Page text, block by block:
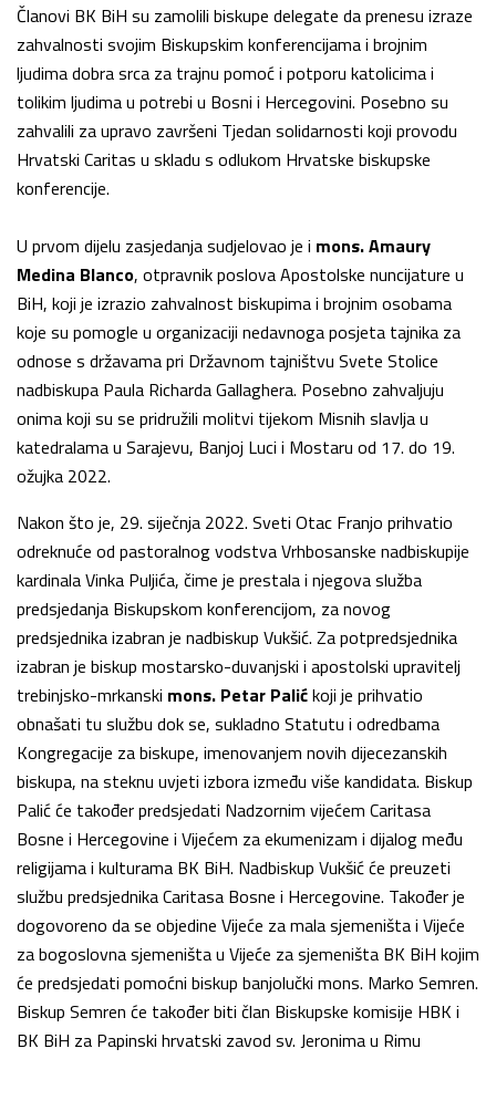
Članovi BK BiH su zamolili biskupe delegate da prenesu izraze
zahvalnosti svojim Biskupskim konferencijama i brojnim
ljudima dobra srca za trajnu pomoć i potporu katolicima i
tolikim ljudima u potrebi u Bosni i Hercegovini. Posebno su
zahvalili za upravo završeni Tjedan solidarnosti koji provodu
Hrvatski Caritas u skladu s odlukom Hrvatske biskupske
konferencije.
U prvom dijelu zasjedanja sudjelovao je i mons. Amaury
Medina Blanco, otpravnik poslova Apostolske nuncijature u
BiH, koji je izrazio zahvalnost biskupima i brojnim osobama
koje su pomogle u organizaciji nedavnoga posjeta tajnika za
odnose s državama pri Državnom tajništvu Svete Stolice
nadbiskupa Paula Richarda Gallaghera. Posebno zahvaljuju
onima koji su se pridružili molitvi tijekom Misnih slavlja u
katedralama u Sarajevu, Banjoj Luci i Mostaru od 17. do 19.
ožujka 2022.
Nakon što je, 29. siječnja 2022. Sveti Otac Franjo prihvatio
odreknuće od pastoralnog vodstva Vrhbosanske nadbiskupije
kardinala Vinka Puljića, čime je prestala i njegova služba
predsjedanja Biskupskom konferencijom, za novog
predsjednika izabran je nadbiskup Vukšić. Za potpredsjednika
izabran je biskup mostarsko-duvanjski i apostolski upravitelj
trebinjsko-mrkanski mons. Petar Palićkoji je prihvatio
obnašati tu službu dok se, sukladno Statutu i odredbama
Kongregacije za biskupe, imenovanjem novih dijecezanskih
biskupa, na steknu uvjeti izbora između više kandidata. Biskup
Palić će također predsjedati Nadzornim vijećem Caritasa
Bosne i Hercegovine i Vijećem za ekumenizam i dijalog među
religijama i kulturama BK BiH. Nadbiskup Vukšić će preuzeti
službu predsjednika Caritasa Bosne i Hercegovine. Također je
dogovoreno da se objedine Vijeće za mala sjemeništa i Vijeće
za bogoslovna sjemeništa u Vijeće za sjemeništa BK BiH kojim
će predsjedati pomoćni biskup banjolučki mons. Marko Semren.
Biskup Semren će također biti član Biskupske komisije HBK i
BK BiH za Papinski hrvatski zavod sv. Jeronima u Rimu